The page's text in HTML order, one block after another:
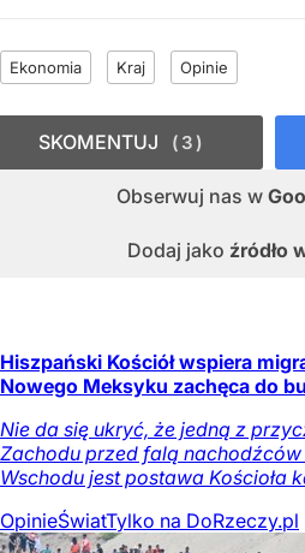
Ekonomia Kraj Opinie
Obserwuj nas w
Dodaj jako źródło
SKOMENTUJ 3
Hiszpański Kościół wspiera
Nowego Meksyku zachęca do
Nie da się ukryć, że jedną z
Zachodu przed falą
Wschodu jest postawa Kościoła
OpinieŚwiatTylko na DoRzeczy.pl